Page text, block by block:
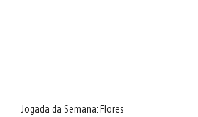
Jogada da Semana: Flores